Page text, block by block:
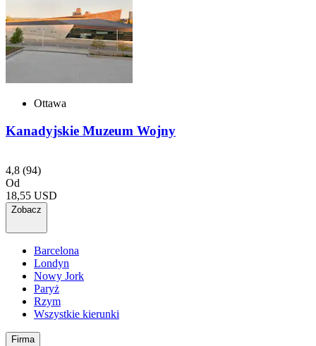
Ottawa
Kanadyjskie Muzeum Wojny
4,8 (94)
Od
18,55 USD
Zobacz
Barcelona
Londyn
Nowy Jork
Paryż
Rzym
Wszystkie kierunki
Firma